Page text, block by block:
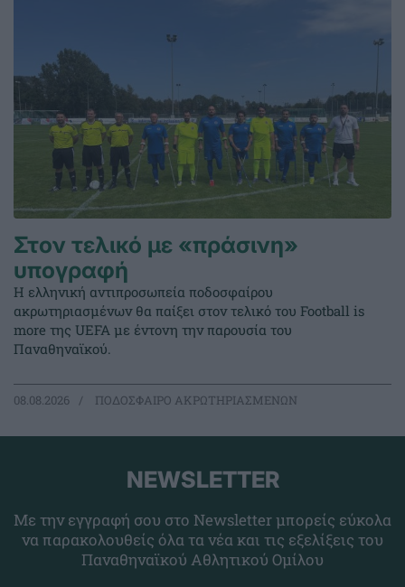
Στον τελικό με «πράσινη»
υπογραφή
Η ελληνική αντιπροσωπεία ποδοσφαίρου
ακρωτηριασμένων θα παίξει στον τελικό του Football is
more της UEFA με έντονη την παρουσία του
Παναθηναϊκού.
08.08.2026 ΠΟΔΟΣΦΑΙΡΟ ΑΚΡΩΤΗΡΙΑΣΜΕΝΩΝ
NEWSLETTER
Με την εγγραφή σου στο Newsletter μπορείς εύκολα
να παρακολουθείς όλα τα νέα και τις εξελίξεις του
Παναθηναϊκού Αθλητικού Ομίλου